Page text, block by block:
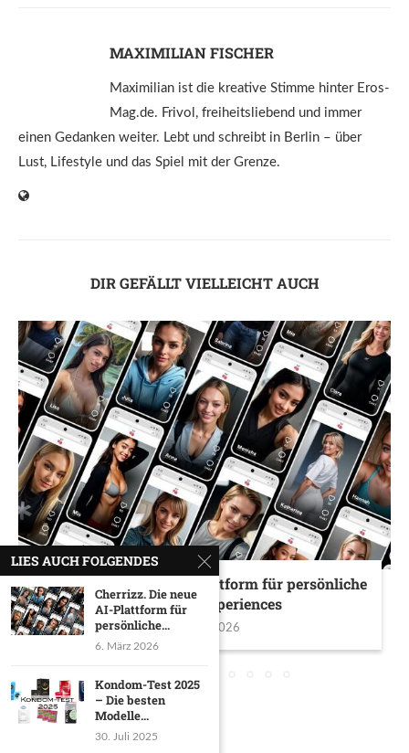
MAXIMILIAN FISCHER
Maximilian ist die kreative Stimme hinter Eros-
Mag.de. Frivol, freiheitsliebend und immer
einen Gedanken weiter. Lebt und schreibt in Berlin – über
Lust, Lifestyle und das Spiel mit der Grenze.
DIR GEFÄLLT VIELLEICHT AUCH
Cherrizz. Die neue AI-Plattform für persönliche
Girlfriend-Experiences
6. März 2026
LIES AUCH FOLGENDES
Cherrizz. Die neue
AI-Plattform für
persönliche...
6. März 2026
Kondom-Test 2025
– Die besten
Modelle...
30. Juli 2025